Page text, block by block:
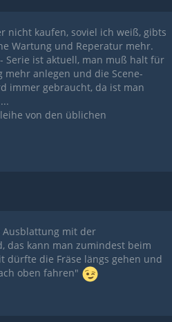
nicht kaufen, soviel ich weiß, gibts
Wartung und Reperatur mehr.
Serie ist aktuell, man muß halt für
mehr anlegen und die Scene-
immer gebraucht, da ist man
von den üblichen
mit der
das kann man zumindest beim
dürfte die Fräse längs gehen und
oben fahren"